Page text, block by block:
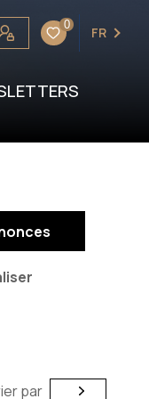
0 FR
par